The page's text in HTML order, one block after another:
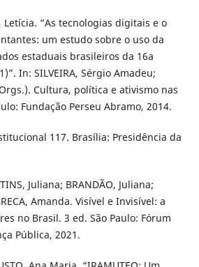
Letícia. “As tecnologias digitais e o
um estudo sobre o uso da
estaduais brasileiros da 16a
In: SILVEIRA, Sérgio Amadeu;
Cultura, política e ativismo nas
Fundação Perseu Abramo, 2014.
117. Brasília: Presidência da
Juliana; BRANDÃO, Juliana;
Amanda. Visível e Invisível: a
no Brasil. 3 ed. São Paulo: Fórum
Pública, 2021.